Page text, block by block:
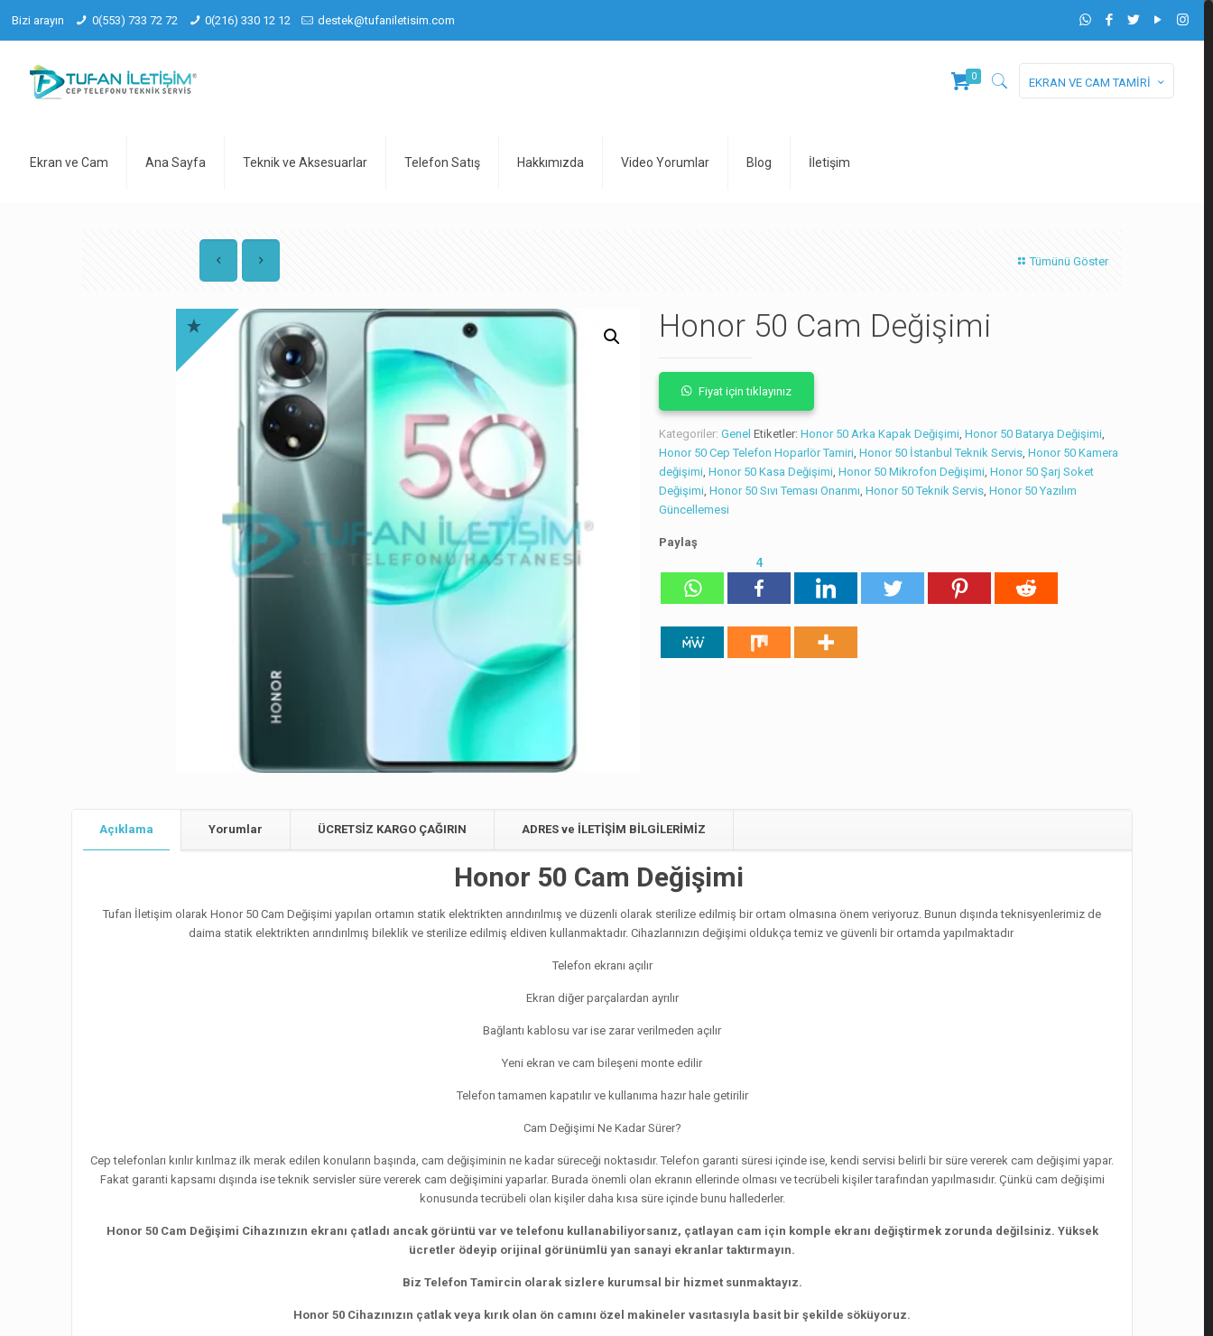
Bizi arayın 0(553) 733 72 72 0(216) 330 12 12 destek@tufaniletisim.com
Ekran ve Cam Ana Sayfa Teknik ve Aksesuarlar Telefon Satış Hakkımızda Video Yorumlar Blog İletişim
0 EKRAN VE CAM TAMİRİ
Tümünü Göster
Honor 50 Cam Değişimi
Fiyat için tıklayınız
Kategoriler:Genel Etiketler:Honor 50 Arka Kapak Değişimi,Honor 50 Batarya Değişimi,
Honor 50 Cep Telefon Hoparlör Tamiri,Honor 50 İstanbul Teknik Servis,Honor 50 Kamera
değişimi,Honor 50 Kasa Değişimi,Honor 50 Mikrofon Değişimi,Honor 50 Şarj Soket
Değişimi,Honor 50 Sıvı Teması Onarımı,Honor 50 Teknik Servis,Honor 50 Yazılım
Güncellemesi
Paylaş
4
Açıklama Yorumlar ÜCRETSİZ KARGO ÇAĞIRIN ADRES ve İLETİŞİM BİLGİLERİMİZ
Honor 50 Cam Değişimi
Tufan İletişim olarak Honor 50 Cam Değişimi yapılan ortamın statik elektrikten arındırılmış ve düzenli olarak sterilize edilmiş bir ortam olmasına önem veriyoruz. Bunun dışında teknisyenlerimiz de
daima statik elektrikten arındırılmış bileklik ve sterilize edilmiş eldiven kullanmaktadır. Cihazlarınızın değişimi oldukça temiz ve güvenli bir ortamda yapılmaktadır
Telefon ekranı açılır
Ekran diğer parçalardan ayrılır
Bağlantı kablosu var ise zarar verilmeden açılır
Yeni ekran ve cam bileşeni monte edilir
Telefon tamamen kapatılır ve kullanıma hazır hale getirilir
Cam Değişimi Ne Kadar Sürer?
Cep telefonları kırılır kırılmaz ilk merak edilen konuların başında, cam değişiminin ne kadar süreceği noktasıdır. Telefon garanti süresi içinde ise, kendi servisi belirli bir süre vererek cam değişimi yapar.
Fakat garanti kapsamı dışında ise teknik servisler süre vererek cam değişimini yaparlar. Burada önemli olan ekranın ellerinde olması ve tecrübeli kişiler tarafından yapılmasıdır. Çünkü cam değişimi
konusunda tecrübeli olan kişiler daha kısa süre içinde bunu hallederler.
Honor 50 Cam Değişimi Cihazınızın ekranı çatladı ancak görüntü var ve telefonu kullanabiliyorsanız, çatlayan cam için komple ekranı değiştirmek zorunda değilsiniz. Yüksek
ücretler ödeyip orijinal görünümlü yan sanayi ekranlar taktırmayın.
Biz Telefon Tamircin olarak sizlere kurumsal bir hizmet sunmaktayız.
Honor 50 Cihazınızın çatlak veya kırık olan ön camını özel makineler vasıtasıyla basit bir şekilde söküyoruz.